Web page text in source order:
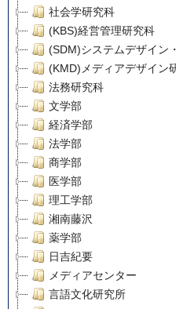
社会学研究科
(KBS)経営管理研究科
(SDM)システムデザイン
(KMD)メディアデザイン
法務研究科
文学部
経済学部
法学部
商学部
医学部
理工学部
湘南藤沢
薬学部
日吉紀要
メディアセンター
言語文化研究所